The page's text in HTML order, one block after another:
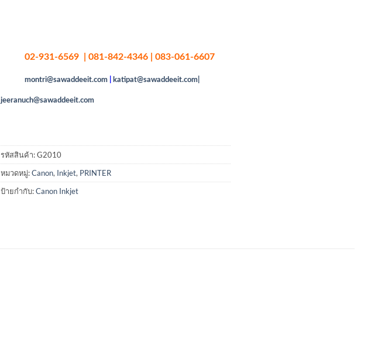
02-931-6569 | 081-842-4346 | 083-061-6607
montri@sawaddeeit.com katipat@sawaddeeit.com|
jeeranuch@sawaddeeit.com
รหัสสินค้า:G2010
หมวดหมู่:Canon, Inkjet, PRINTER
ป้ายกำกับ:Canon Inkjet